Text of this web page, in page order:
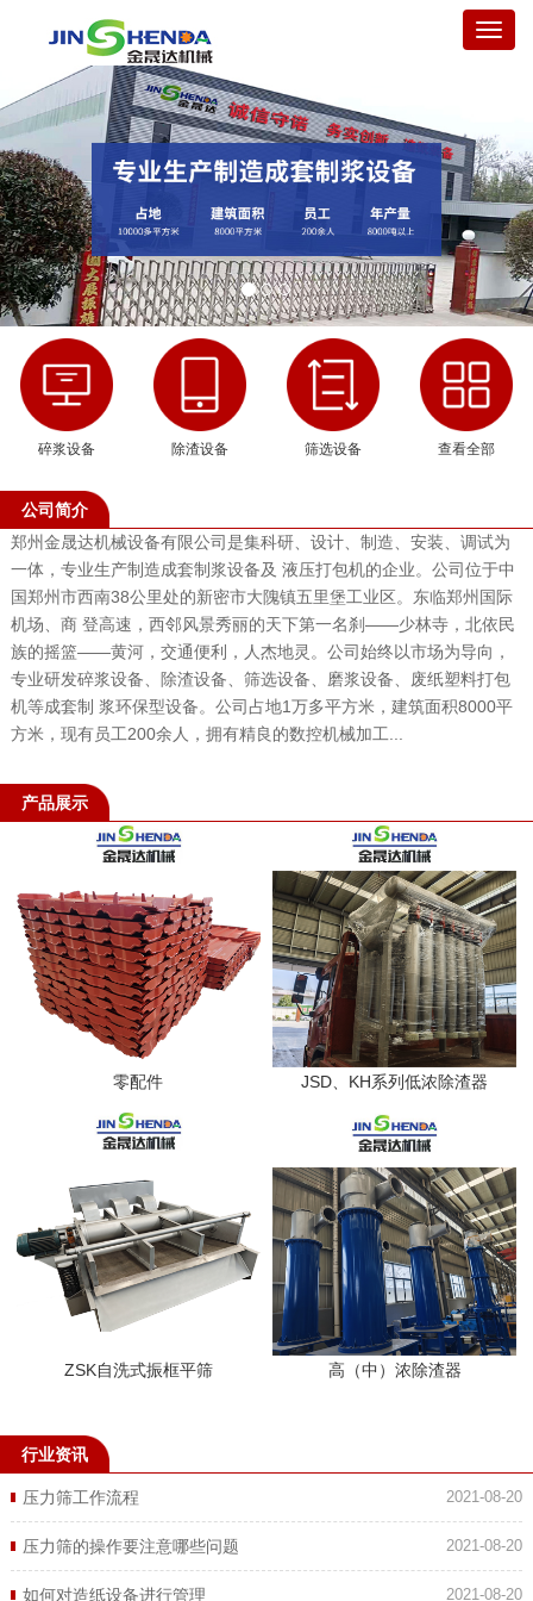
Toggle
碎浆设备 除渣设备 筛选设备 查看全部
公司简介
郑州金晟达机械设备有限公司是集科研、设计、制造、安装、调试为
一体，专业生产制造成套制浆设备及 液压打包机的企业。公司位于中
国郑州市西南38公里处的新密市大隗镇五里堡工业区。东临郑州国际
机场、商 登高速，西邻风景秀丽的天下第一名刹——少林寺，北依民
族的摇篮——黄河，交通便利，人杰地灵。公司始终以市场为导向，
专业研发碎浆设备、除渣设备、筛选设备、磨浆设备、废纸塑料打包
机等成套制 浆环保型设备。公司占地1万多平方米，建筑面积8000平
方米，现有员工200余人，拥有精良的数控机械加工...
产品展示
零配件 JSD、KH系列低浓除渣器
ZSK自洗式振框平筛 高（中）浓除渣器
行业资讯
2021-08-20
压力筛工作流程
2021-08-20
压力筛的操作要注意哪些问题
2021-08-20
如何对造纸设备进行管理